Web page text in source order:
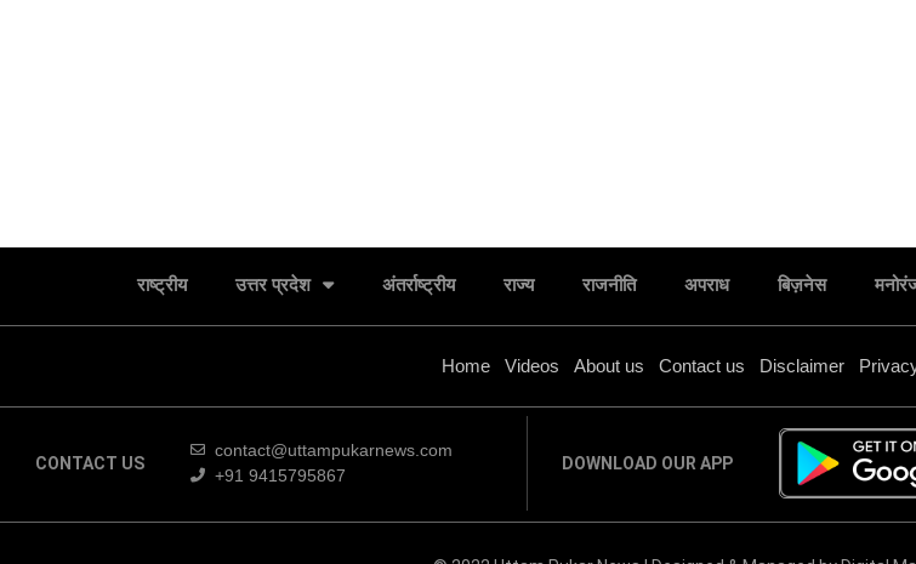
राष्ट्रीय उत्तर प्रदेश अंतर्राष्ट्रीय राज्य राजनीति अपराध बिज़नेस
Home Videos About us Contact us Disclaimer
CONTACT US
contact@uttampukarnews.com
+91 9415795867
DOWNLOAD OUR APP
ओल्ड मोंक और रॉयल चैलेंज सहित कुल चार ब्रांड भारत में जालौन के इस गांव में ग्रामीणों ने